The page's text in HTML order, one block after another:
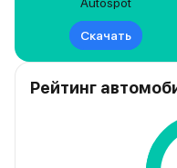
Скачать
Рейтинг